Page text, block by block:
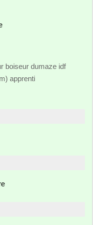
boiseur dumaze idf
apprenti